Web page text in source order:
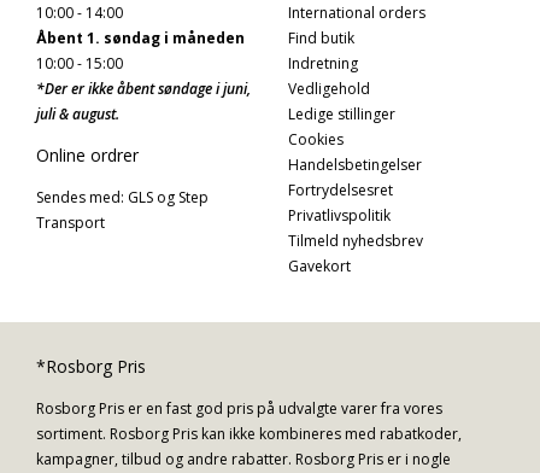
10:00 - 14:00
Åbent 1. søndag i måneden
10:00 - 15:00
*Der er ikke åbent søndage i juni,
juli & august.
Online ordrer
Sendes med: GLS og Step
Transport
International orders
Find butik
Indretning
Vedligehold
Ledige stillinger
Cookies
Handelsbetingelser
Fortrydelsesret
Privatlivspolitik
Tilmeld nyhedsbrev
Gavekort
*Rosborg Pris
Rosborg Pris er en fast god pris på udvalgte varer fra vores
sortiment. Rosborg Pris kan ikke kombineres med rabatkoder,
kampagner, tilbud og andre rabatter. Rosborg Pris er i nogle